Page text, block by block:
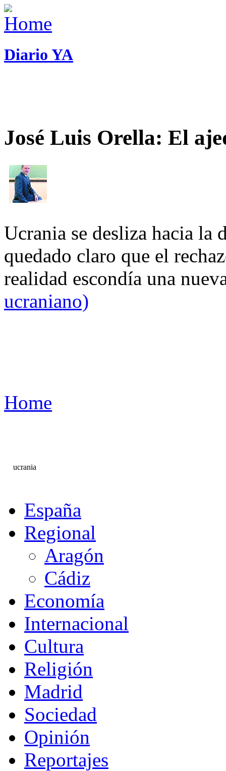
Diario YA
José Luis Orella: El
Ucrania se desliza hacia
quedado claro que el
realidad escondía una
ucraniano)
Home
ucrania
España
Regional
Aragón
Cádiz
Economía
Internacional
Cultura
Religión
Madrid
Sociedad
Opinión
Reportajes